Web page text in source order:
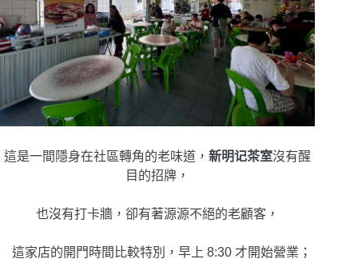
這是一間隱身在社區轉角的老味道，新明记茶室沒有醒
目的招牌，
也沒有打卡牆，卻有著源源不絕的老顧客，
這家店的開門時間比較特別，早上 8:30 才開始營業；